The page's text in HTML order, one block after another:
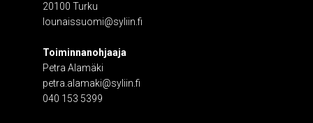
20100 Turku
lounaissuomi@syliin.fi
Toiminnanohjaaja
Petra Alamäki
petra.alamaki@syliin.fi
040 153 5399